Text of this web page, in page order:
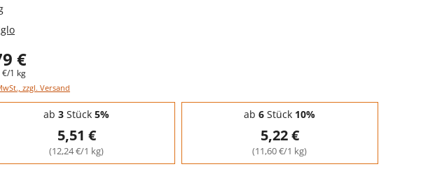
€
€/1 kg
zzgl. Versand
- Mengenrabatt
ab 3 Stück 5%
5,51 €
(12,24 €/1 kg)
ab 6 Stück 10%
5,22 €
(11,60 €/1 kg)